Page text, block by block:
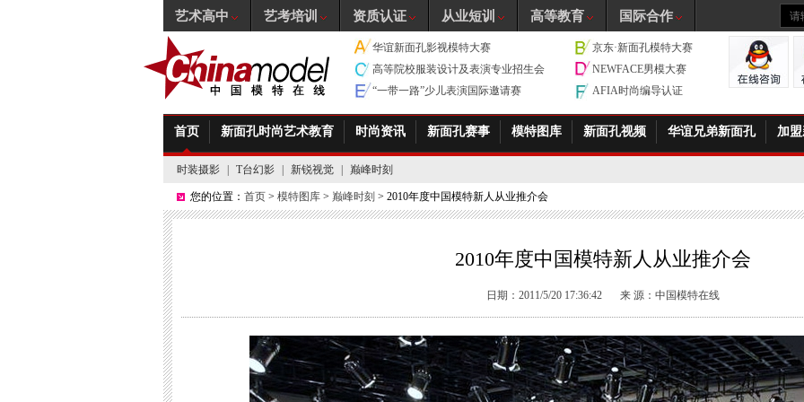
华谊新面孔影视模特大赛
京东·新面孔模特大赛
高等院校服装设计及表演专业招生会
NEWFACE男模大赛
“一带一路”少儿表演国际邀请赛
AFIA时尚编导认证
首页 新面孔时尚艺术教育 时尚资讯 新面孔赛事 模特图库 新面孔视频 华谊兄弟新面孔 加
时装摄影 T台幻影 新锐视觉 巅峰时刻
您的位置： 首页 > 模特图库 > 巅峰时刻 > 2010年度中国模特新人从业推介会
2010年度中国模特新人从业推介会
日期：2011/5/20 17:36:42 来 源：中国模特在线
艺术高中 艺考培训 资质认证 从业短训 高等教育 国际合作